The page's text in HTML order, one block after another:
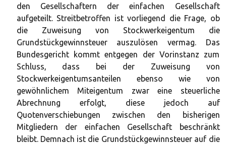
den Gesellschaftern der einfachen Gesellschaft
aufgeteilt. Streitbetroffen ist vorliegend die Frage, ob
die Zuweisung von Stockwerkeigentum die
Grundstückgewinnsteuer auszulösen vermag. Das
Bundesgericht kommt entgegen der Vorinstanz zum
Schluss, dass bei der Zuweisung von
Stockwerkeigentumsanteilen ebenso wie von
gewöhnlichem Miteigentum zwar eine steuerliche
Abrechnung erfolgt, diese jedoch auf
Quotenverschiebungen zwischen den bisherigen
Mitgliedern der einfachen Gesellschaft beschränkt
bleibt. Demnach ist die Grundstückgewinnsteuer auf die